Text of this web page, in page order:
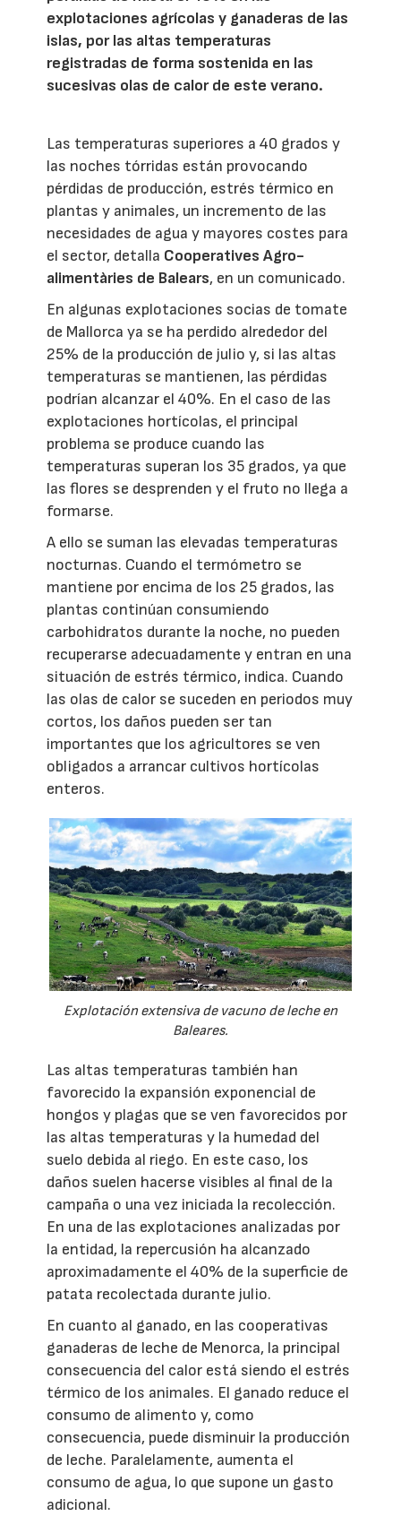
explotaciones agrícolas y ganaderas de las
islas, por las altas temperaturas
registradas de forma sostenida en las
sucesivas olas de calor de este verano.
Las temperaturas superiores a 40 grados y
las noches tórridas están provocando
pérdidas de producción, estrés térmico en
plantas y animales, un incremento de las
necesidades de agua y mayores costes para
el sector, detalla Cooperatives Agro-
alimentàries de Balears, en un comunicado.
En algunas explotaciones socias de tomate
de Mallorca ya se ha perdido alrededor del
25% de la producción de julio y, si las altas
temperaturas se mantienen, las pérdidas
podrían alcanzar el 40%. En el caso de las
explotaciones hortícolas, el principal
problema se produce cuando las
temperaturas superan los 35 grados, ya que
las flores se desprenden y el fruto no llega a
formarse.
A ello se suman las elevadas temperaturas
nocturnas. Cuando el termómetro se
mantiene por encima de los 25 grados, las
plantas continúan consumiendo
carbohidratos durante la noche, no pueden
recuperarse adecuadamente y entran en una
situación de estrés térmico, indica. Cuando
las olas de calor se suceden en periodos muy
cortos, los daños pueden ser tan
importantes que los agricultores se ven
obligados a arrancar cultivos hortícolas
enteros.
Explotación extensiva de vacuno de leche en
Baleares.
Las altas temperaturas también han
favorecido la expansión exponencial de
hongos y plagas que se ven favorecidos por
las altas temperaturas y la humedad del
suelo debida al riego. En este caso, los
daños suelen hacerse visibles al final de la
campaña o una vez iniciada la recolección.
En una de las explotaciones analizadas por
la entidad, la repercusión ha alcanzado
aproximadamente el 40% de la superficie de
patata recolectada durante julio.
En cuanto al ganado, en las cooperativas
ganaderas de leche de Menorca, la principal
consecuencia del calor está siendo el estrés
térmico de los animales. El ganado reduce el
consumo de alimento y, como
consecuencia, puede disminuir la producción
de leche. Paralelamente, aumenta el
consumo de agua, lo que supone un gasto
adicional.